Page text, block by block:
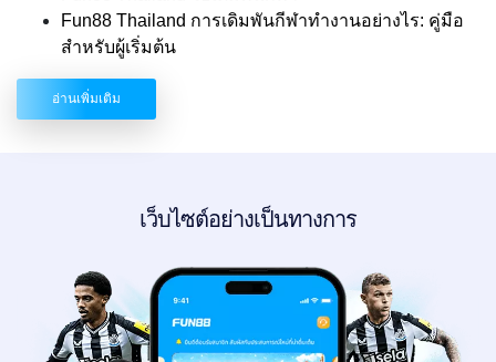
Fun88 Thailand การเดิมพันกีฬาทำงานอย่างไร: คู่มือ
สำหรับผู้เริ่มต้น
อ่านเพิ่มเติม
เว็บไซต์อย่างเป็นทางการ